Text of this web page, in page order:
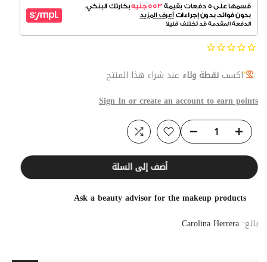
اكسب نقطة ولاء عند شراء هذا المنتج
Sign In or create an account to earn points
أضف إلى السلة
Ask a beauty advisor for the makeup products
بائع: Carolina Herrera